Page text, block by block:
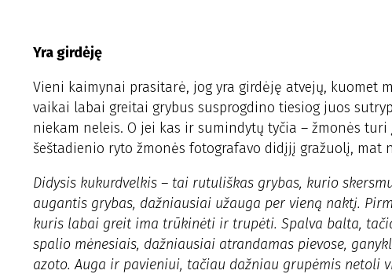
Yra girdėję
Vieni kaimynai prasitarė, jog yra girdėję atvejų, kuomet
vaikai labai greitai grybus susprogdino tiesiog juos
niekam neleis. O jei kas ir sumindytų tyčia – žmonės
šeštadienio ryto žmonės fotografavo didįjį gražuolį,
Didysis kukurdvelkis – tai rutuliškas grybas, kurio
augantis grybas, dažniausiai užauga per vieną naktį.
kuris labai greit ima trūkinėti ir trupėti. Spalva balta,
spalio mėnesiais, dažniausiai atrandamas pievose,
azoto. Auga ir pavieniui, tačiau dažniau grupėmis netoli